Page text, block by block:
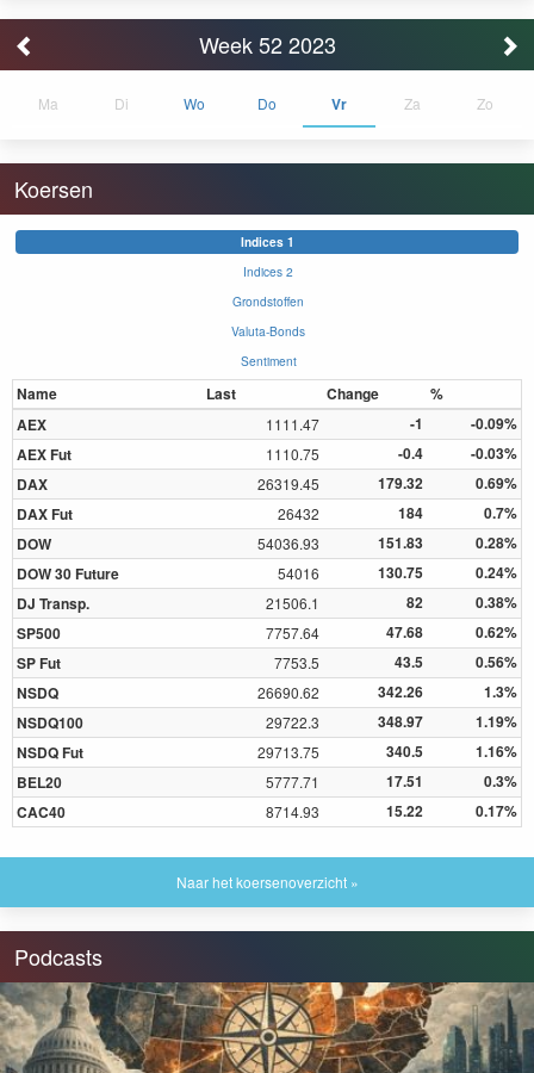
Week 52 2023
Ma Di Wo Do Vr Za Zo
Koersen
Indices 1
Indices 2
Grondstoffen
Valuta-Bonds
Sentiment
Name Last Change
%
AEX
1111.47 -1
-0.09%
AEX Fut
1110.75 -0.4
-0.03%
DAX
26319.45 179.32
0.69%
DAX Fut
26432 184
0.7%
DOW
54036.93 151.83
0.28%
DOW 30 Future
54016 130.75
0.24%
DJ Transp.
21506.1 82
0.38%
SP500
7757.64 47.68
0.62%
SP Fut
7753.5 43.5
0.56%
NSDQ
26690.62 342.26
1.3%
NSDQ100
29722.3 348.97
1.19%
NSDQ Fut
29713.75 340.5
1.16%
BEL20
5777.71 17.51
0.3%
CAC40
8714.93 15.22 0.17%
Naar het koersenoverzicht »
Podcasts